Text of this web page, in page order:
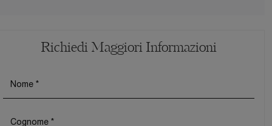
Richiedi Maggiori Informazioni